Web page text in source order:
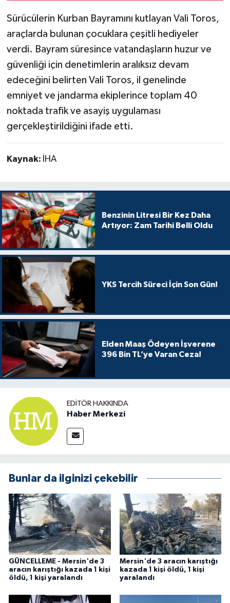
Sürücülerin Kurban Bayramını kutlayan Vali Toros,
araçlarda bulunan çocuklara çeşitli hediyeler
verdi. Bayram süresince vatandaşların huzur ve
güvenliği için denetimlerin aralıksız devam
edeceğini belirten Vali Toros, il genelinde
emniyet ve jandarma ekiplerince toplam 40
noktada trafik ve asayiş uygulaması
gerçekleştirildiğini ifade etti.
Kaynak: İHA
Benzinin Litresi Bir Kez Daha
Artıyor: Zam Tarihi Belli Oldu
YKS Tercih Süreci İçin Son Gün!
Elden Maaş Ödeyen İşverene
396 Bin TL’ye Varan Ceza!
EDITÖR HAKKINDA
Haber Merkezi
Bunlar da ilginizi çekebilir
GÜNCELLEME - Mersin'de 3
aracın karıştığı kazada 1 kişi
öldü, 1 kişi yaralandı
Mersin'de 3 aracın karıştığı
kazada 1 kişi öldü, 1 kişi
yaralandı